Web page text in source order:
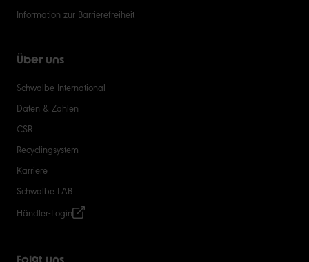
Information zur Barrierefreiheit
Über uns
Schwalbe International
Daten & Zahlen
CSR
Recyclingsystem
Karriere
Schwalbe LAB
Händler-Login
Folgt uns